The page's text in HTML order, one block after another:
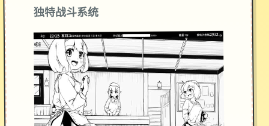
独特战斗系统